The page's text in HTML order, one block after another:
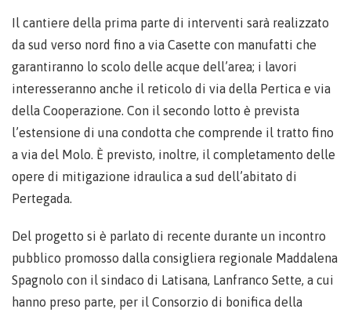
Il cantiere della prima parte di interventi sarà realizzato
da sud verso nord fino a via Casette con manufatti che
garantiranno lo scolo delle acque dell’area; i lavori
interesseranno anche il reticolo di via della Pertica e via
della Cooperazione. Con il secondo lotto è prevista
l’estensione di una condotta che comprende il tratto fino
a via del Molo. È previsto, inoltre, il completamento delle
opere di mitigazione idraulica a sud dell’abitato di
Pertegada.
Del progetto si è parlato di recente durante un incontro
pubblico promosso dalla consigliera regionale Maddalena
Spagnolo con il sindaco di Latisana, Lanfranco Sette, a cui
hanno preso parte, per il Consorzio di bonifica della